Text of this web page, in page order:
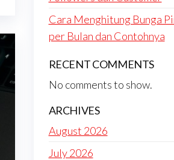
Cara Menghitung Bunga
per Bulan dan Contohnya
RECENT COMMENTS
No comments to show.
ARCHIVES
August 2026
July 2026